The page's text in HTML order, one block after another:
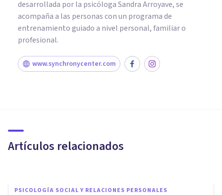
desarrollada por la psicóloga Sandra Arroyave, se
acompaña a las personas con un programa de
entrenamiento guiado a nivel personal, familiar o
profesional.
www.synchronycenter.com
Artículos relacionados
relación con la Psicología
PSICOLOGÍA SOCIAL Y RELACIONES PERSONALES